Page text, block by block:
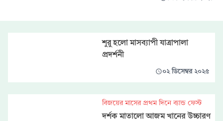
শুরু হলো মাসব্যাপী যাত্রাপালা
প্রদর্শনী
০২ ডিসেম্বর ২০২৫
বিজয়ের মাসের প্রথম দিনে ব্যান্ড ফেস্ট
দর্শক মাতালো আজম খানের উচ্চারণ